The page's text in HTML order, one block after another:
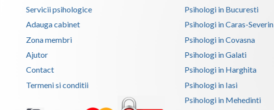
Servicii psihologice
Adauga cabinet
Zona membri
Ajutor
Contact
Termeni si conditii
Psihologi in Bucuresti
Psihologi in Caras-Severin
Psihologi in Covasna
Psihologi in Galati
Psihologi in Harghita
Psihologi in Iasi
Psihologi in Mehedinti